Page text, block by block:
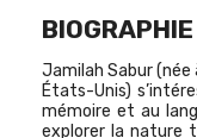
BIOGRAPHIE
Jamilah Sabur(née
États-Unis)
mémoire et au
explorer la nature